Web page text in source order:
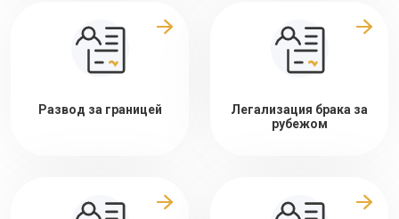
Развод за границей
Легализация брака за
рубежом